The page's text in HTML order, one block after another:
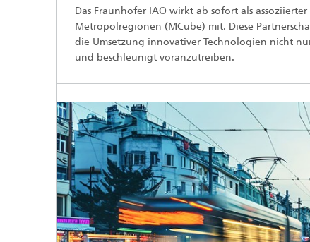
Das Fraunhofer IAO wirkt ab sofort als
Metropolregionen (MCube) mit. Diese
die Umsetzung innovativer Technologien nicht
und beschleunigt voranzutreiben.